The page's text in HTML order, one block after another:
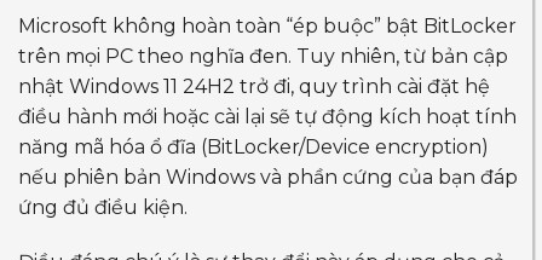
Microsoft không hoàn toàn “ép buộc” bật BitLocker
trên mọi PC theo nghĩa đen. Tuy nhiên, từ bản cập
nhật Windows 11 24H2 trở đi, quy trình cài đặt hệ
điều hành mới hoặc cài lại sẽ tự động kích hoạt tính
năng mã hóa ổ đĩa (BitLocker/Device encryption)
nếu phiên bản Windows và phần cứng của bạn đáp
ứng đủ điều kiện.